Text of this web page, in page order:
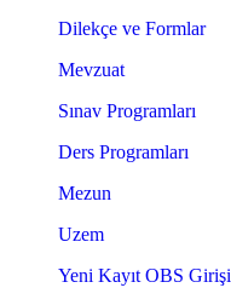
Dilekçe ve Formlar
Mevzuat
Sınav Programları
Ders Programları
Mezun
Uzem
Yeni Kayıt OBS Girişi